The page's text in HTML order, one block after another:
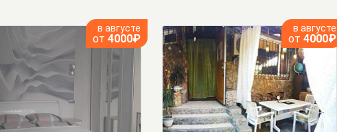
в августе
от 4000₽
в августе
от 4000₽